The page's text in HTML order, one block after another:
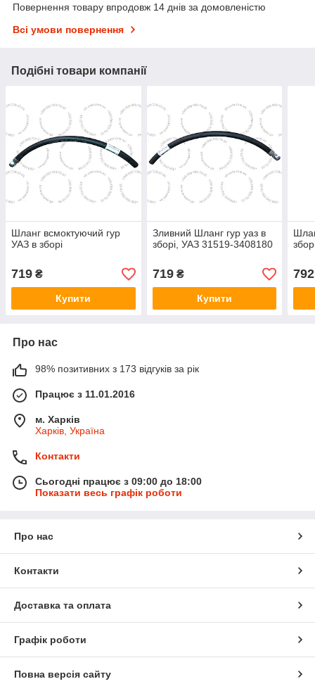
Повернення товару впродовж 14 днів за домовленістю
Всі умови повернення
Подібні товари компанії
Шланг всмоктуючий гур
УАЗ в зборі
719 ₴
Купити
Зливний Шланг гур уаз в
зборі, УАЗ 31519-3408180
719₴
Купити
792
Про нас
98% позитивних з 173 відгуків за рік
Працює з 11.01.2016
м. Харків
Харків, Україна
Контакти
Сьогодні працює з 09:00 до 18:00
Показати весь графік роботи
Про нас
Контакти
Доставка та оплата
Графік роботи
Повна версія сайту